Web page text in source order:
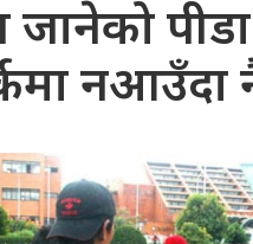
जानेको
नआउँदा